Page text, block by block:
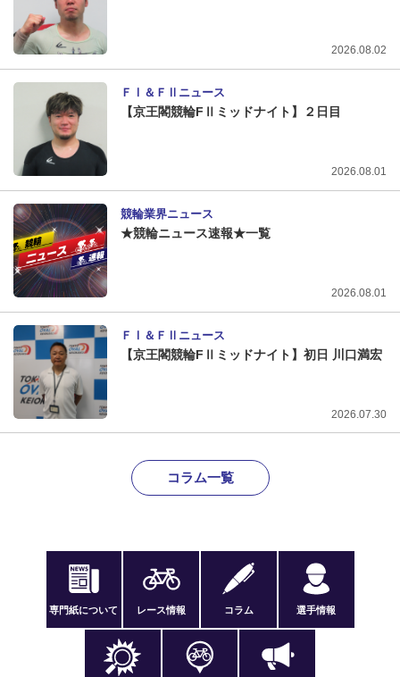
2026.08.02
ＦⅠ＆ＦⅡニュース
【京王閣競輪FⅡミッドナイト】２日目
2026.08.01
競輪業界ニュース
★競輪ニュース速報★一覧
2026.08.01
ＦⅠ＆ＦⅡニュース
【京王閣競輪FⅡミッドナイト】初日 川口満宏
2026.07.30
コラム一覧
専門紙について レース情報 コラム 選手情報